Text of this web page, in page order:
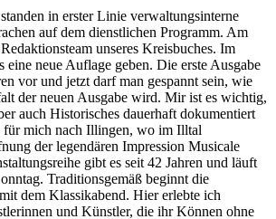
in erster Linie verwaltungsinterne
auf dem dienstlichen Programm. Am
unseres Kreisbuches. Im
eine neue Auflage geben. Die erste Ausgabe
vor und jetzt darf man gespannt sein, wie
der neuen Ausgabe wird. Mir ist es wichtig,
auch Historisches dauerhaft dokumentiert
für mich nach Illingen, wo im Illtal
der legendären Impression Musicale
gibt es seit 42 Jahren und läuft
Traditionsgemäß beginnt die
dem Klassikabend. Hier erlebte ich
und Künstler, die ihr Können ohne